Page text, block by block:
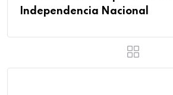
Independencia Nacional